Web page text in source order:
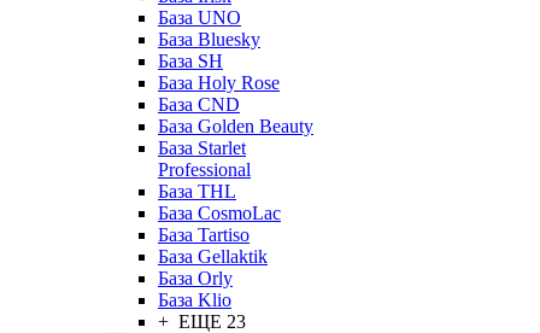
База UNO
База Bluesky
База SH
База Holy Rose
База CND
База Golden Beauty
База Starlet
Professional
База THL
База CosmoLac
База Tartiso
База Gellaktik
База Orly
База Klio
+ ЕЩЕ 23